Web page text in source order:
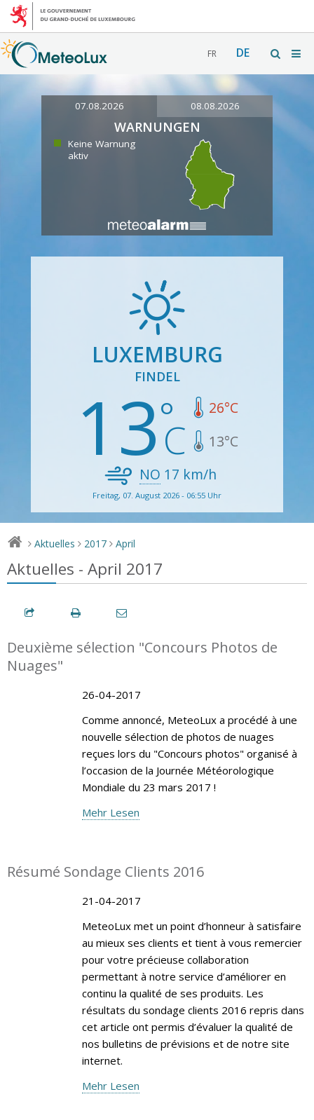
FR DE
07.08.2026 08.08.2026
WARNUNGEN
Keine Warnung
aktiv
LUXEMBURG
FINDEL
13 26°C
13°C
NO 17 km/h
Freitag, 07. August 2026 - 06:55 Uhr
> Aktuelles > 2017 > April
Aktuelles - April 2017
Deuxième sélection "Concours Photos de
Nuages"
26-04-2017
Comme annoncé, MeteoLux a procédé à une
nouvelle sélection de photos de nuages
reçues lors du "Concours photos" organisé à
l’occasion de la Journée Météorologique
Mondiale du 23 mars 2017 !
Mehr Lesen
Résumé Sondage Clients 2016
21-04-2017
MeteoLux met un point d’honneur à satisfaire
au mieux ses clients et tient à vous remercier
pour votre précieuse collaboration
permettant à notre service d’améliorer en
continu la qualité de ses produits. Les
résultats du sondage clients 2016 repris dans
cet article ont permis d’évaluer la qualité de
nos bulletins de prévisions et de notre site
internet.
Mehr Lesen